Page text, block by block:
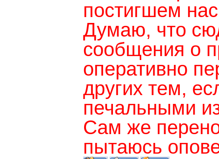
постигшем
Думаю, что
сообщения о
оперативно
других тем,
печальными
Сам же
пытаюсь